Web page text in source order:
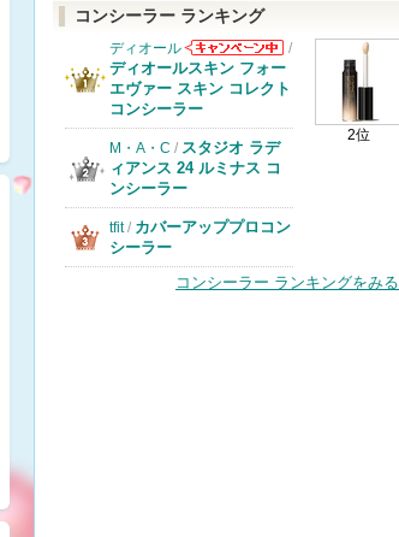
コンシーラー ランキング
2位
ディオール
ディオールから
のお知らせがあ
ります
/
ディオールスキン フォー
エヴァー スキン コレクト
コンシーラー
M・A・C / スタジオ ラデ
ィアンス 24 ルミナス コ
ンシーラー
tfit/ カバーアッププロコン
シーラー
コンシーラー ランキングをみる